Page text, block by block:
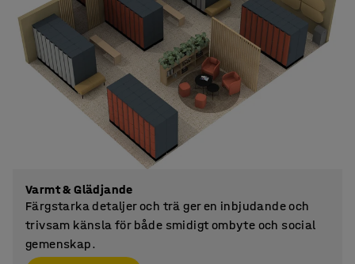
Varmt & Glädjande
Färgstarka detaljer och trä ger en inbjudande och
trivsam känsla för både smidigt ombyte och social
gemenskap.